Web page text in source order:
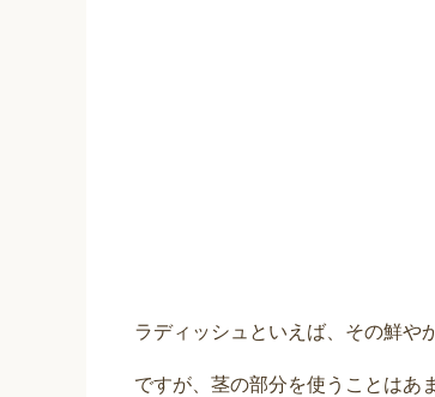
ラディッシュといえば、その鮮や
ですが、茎の部分を使うことはあ